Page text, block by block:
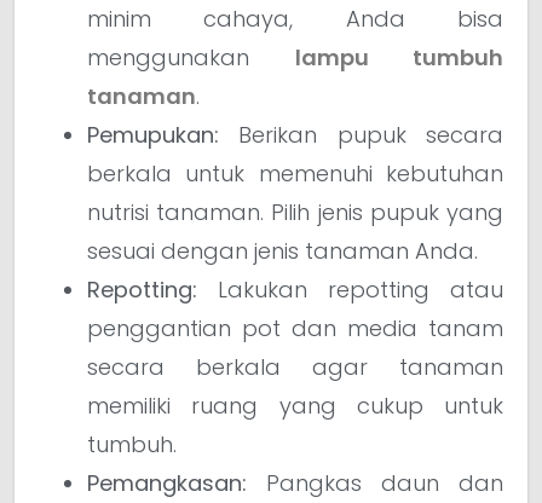
minim cahaya, Anda bisa
menggunakan lampu tumbuh
tanaman.
Pemupukan: Berikan pupuk secara
berkala untuk memenuhi kebutuhan
nutrisi tanaman. Pilih jenis pupuk yang
sesuai dengan jenis tanaman Anda.
Repotting: Lakukan repotting atau
penggantian pot dan media tanam
secara berkala agar tanaman
memiliki ruang yang cukup untuk
tumbuh.
Pemangkasan: Pangkas daun dan